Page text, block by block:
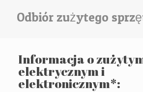
Odbiór zużytego
Informacja o
elektrycznym i
elektronicznym*: